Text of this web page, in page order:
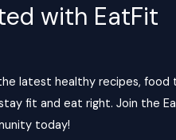
with EatFit
latest healthy recipes, food
fit and eat right. Join the
today!